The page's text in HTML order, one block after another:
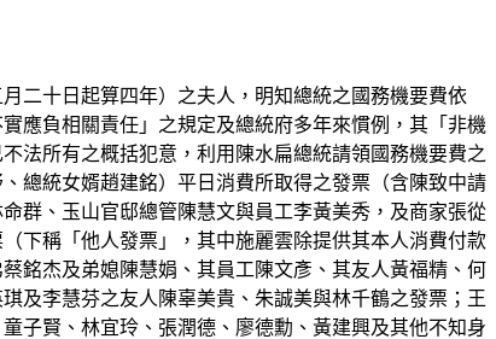
二十日起算四年）之夫人，明知總統之國務機要費依
應負相關責任」之規定及總統府多年來慣例，其「非機
法所有之概括犯意，利用陳水扁總統請領國務機要費之
總統女婿趙建銘）平日消費所取得之發票（含陳致中請
群、玉山官邸總管陳慧文與員工李黃美秀，及商家張從
下稱「他人發票」，其中施麗雲除提供其本人消費付款
銘杰及弟媳陳慧娟、其員工陳文彥、其友人黃福精、何
及李慧芬之友人陳辜美貴、朱誠美與林千鶴之發票；王
子賢、林宜玲、張潤德、廖德勳、黃建興及其他不知身